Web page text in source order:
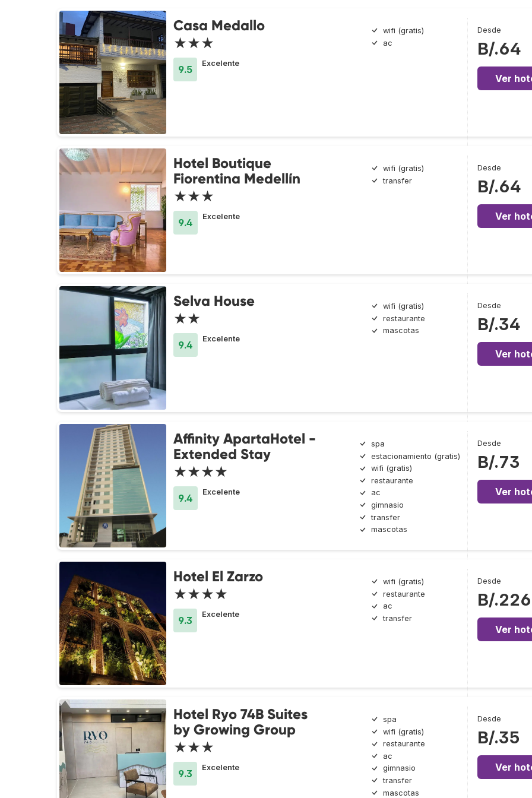
Casa Medallo
★★★
9.5
Excelente
wifi (gratis)
ac
Desde
B/.64
Ver
Hotel Boutique
Fiorentina Medellín
★★★
9.4
Excelente
wifi (gratis)
transfer
Desde
B/.64
Ver
Selva House
★★
9.4
Excelente
wifi (gratis)
restaurante
mascotas
Desde
B/.34
Ver
Affinity ApartaHotel -
Extended Stay
★★★★
9.4
Excelente
spa
estacionamiento (gratis)
wifi (gratis)
restaurante
ac
gimnasio
transfer
mascotas
Desde
B/.73
Ver
Hotel El Zarzo
★★★★
9.3
Excelente
wifi (gratis)
restaurante
ac
transfer
Desde
B/.226
Ver
Hotel Ryo 74B Suites
by Growing Group
★★★
9.3
Excelente
spa
wifi (gratis)
restaurante
ac
gimnasio
transfer
mascotas
Desde
B/.35
Ver